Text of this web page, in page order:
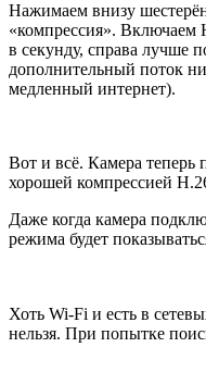
Нажимаем внизу
«компрессия». Включаем
в секунду, справа лучше
дополнительный поток
медленный интернет).
Вот и всё. Камера
хорошей компрессией
Даже когда камера
режима будет
Хоть Wi-Fi и есть в
нельзя. При попытке